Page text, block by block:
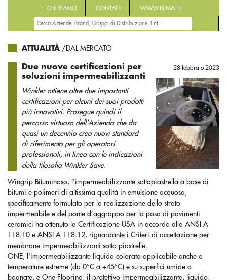
CHI SIAMO CONTATTI WWW.BEMA.IT
ATTUALITÀ /DAL MERCATO
Due nuove certificazioni per
soluzioni impermeabilizzanti
Winkler ottiene altre due importanti
certificazioni per alcuni dei suoi prodotti
più innovativi. Prosegue quindi il
percorso virtuoso dell'Azienda che da
quasi un decennio crea nuovi standard
di riferimento per gli operatori
professionali, in linea con le indicazioni
della filosofia Winkler Save.
28 febbraio 2023
Wingrip Bituminoso, l'impermeabilizzante sottopiastrella a base di
bitumi e polimeri di altissima qualità in emulsione acquosa,
specificamente formulato per la realizzazione dello strato
impermeabile e del ponte d’aggrappo per la posa di pavimenti
ceramici ha ottenuto la Certificazione USA in accordo alla ANSI A
118.10 e ANSI A 118.12, riguardante i Criteri di accettazione per
membrane impermeabilizzanti sotto piastrelle.
ONE, l'impermeabilizzante liquido colorato applicabile anche a
temperature estreme (da 0°C a +45°C) e su superfici umide o
bagnate, e One Flooring, il protettivo impermeabilizzante, liquido,